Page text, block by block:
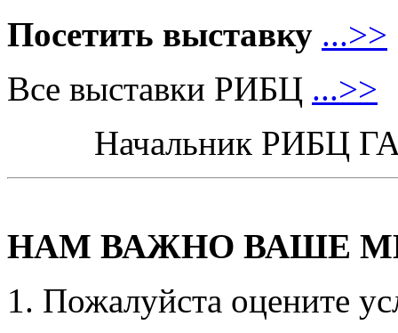
Посетить выставку ...>>
Все выставки РИБЦ ...>>
Начальник РИБЦ
НАМ ВАЖНО ВАШЕ
Пожалуйста оцените